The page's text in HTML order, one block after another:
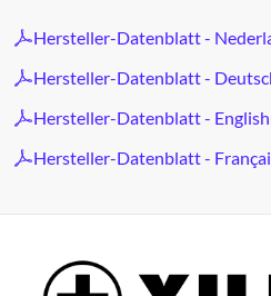
Hersteller-Datenblatt -
Hersteller-Datenblatt -
Hersteller-Datenblatt - English
Hersteller-Datenblatt -